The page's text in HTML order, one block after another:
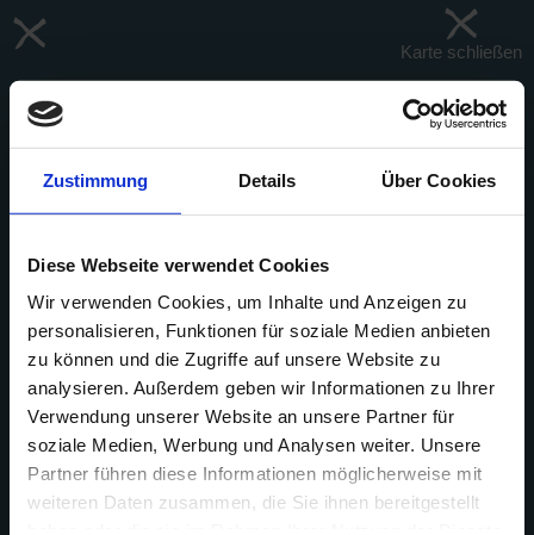
Zustimmung Details Über Cookies
Diese Webseite verwendet Cookies
Wir verwenden Cookies, um Inhalte und Anzeigen zu
personalisieren, Funktionen für soziale Medien anbieten
zu können und die Zugriffe auf unsere Website zu
analysieren. Außerdem geben wir Informationen zu Ihrer
Verwendung unserer Website an unsere Partner für
soziale Medien, Werbung und Analysen weiter. Unsere
Partner führen diese Informationen möglicherweise mit
weiteren Daten zusammen, die Sie ihnen bereitgestellt
Karte schließen
+
-